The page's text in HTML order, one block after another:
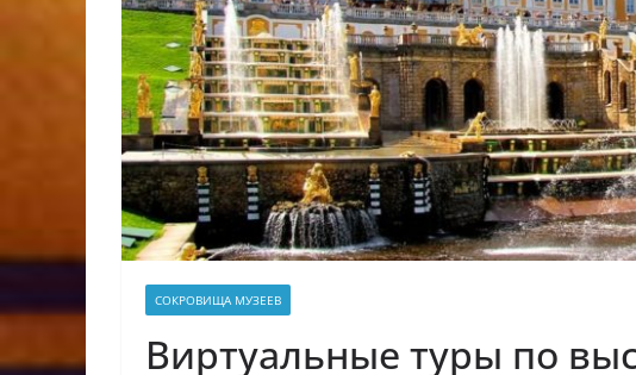
СОКРОВИЩА МУЗЕЕВ
Виртуальные туры по